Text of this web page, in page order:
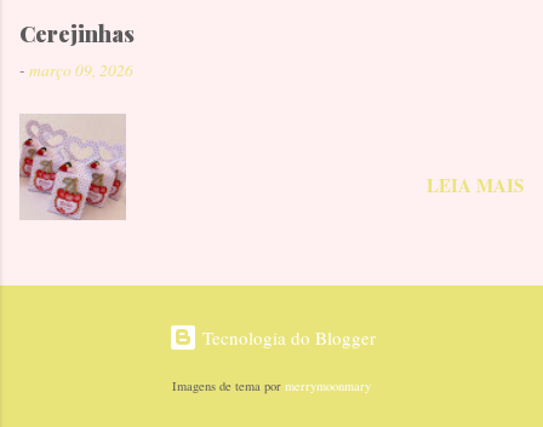
Cerejinhas
- março 09, 2026
LEIA MAIS
Tecnologia do Blogger
Imagens de tema por merrymoonmary